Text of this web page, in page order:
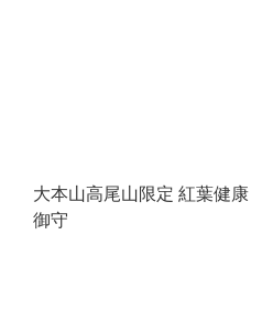
大本山高尾山限定 紅葉健康
御守